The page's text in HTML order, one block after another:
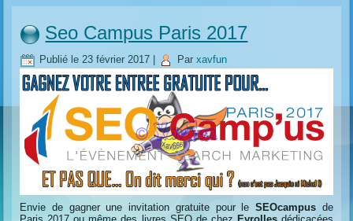
Seo Campus Paris 2017
Publié le 23 février 2017 Par xavfun
Envie de gagner une invitation gratuite pour le SEOcampusde